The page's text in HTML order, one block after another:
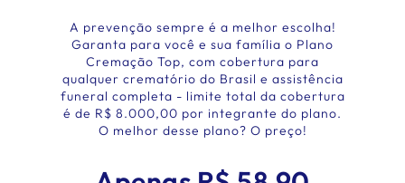
A prevenção sempre é a melhor escolha!
Garanta para você e sua família o Plano
Cremação Top, com cobertura para
qualquer crematório do Brasil e assistência
funeral completa - limite total da cobertura
é de R$ 8.000,00 por integrante do plano.
O melhor desse plano? O preço!